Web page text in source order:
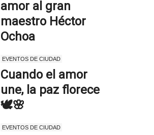
amor al gran
maestro Héctor
Ochoa
EVENTOS DE CIUDAD
Cuando el amor
une, la paz florece
🕊️🌸
EVENTOS DE CIUDAD